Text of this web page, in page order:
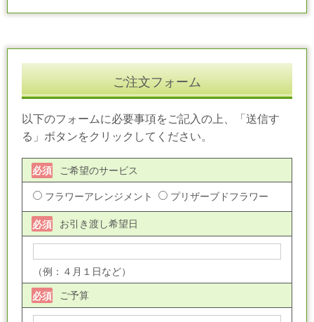
ご注文フォーム
以下のフォームに必要事項をご記入の上、「送信す
る」ボタンをクリックしてください。
ご希望のサービス
必須
フラワーアレンジメント プリザーブドフラワー
お引き渡し希望日
必須
（例：４月１日など）
ご予算
必須